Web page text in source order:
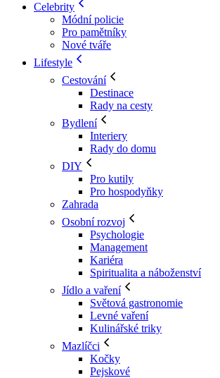
Celebrity
Módní policie
Pro pamětníky
Nové tváře
Lifestyle
Cestování
Destinace
Rady na cesty
Bydlení
Interiery
Rady do domu
DIY
Pro kutily
Pro hospodyňky
Zahrada
Osobní rozvoj
Psychologie
Management
Kariéra
Spiritualita a náboženství
Jídlo a vaření
Světová gastronomie
Levné vaření
Kulinářské triky
Mazlíčci
Kočky
Pejskové